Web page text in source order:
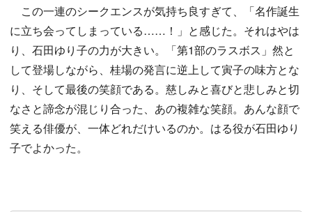
この一連のシークエンスが気持ち良すぎて、「名作誕生
に立ち会ってしまっている……！」と感じた。それはやは
り、石田ゆり子の力が大きい。「第1部のラスボス」然と
して登場しながら、桂場の発言に逆上して寅子の味方とな
り、そして最後の笑顔である。慈しみと喜びと悲しみと切
なさと諦念が混じり合った、あの複雑な笑顔。あんな顔で
笑える俳優が、一体どれだけいるのか。はる役が石田ゆり
子でよかった。